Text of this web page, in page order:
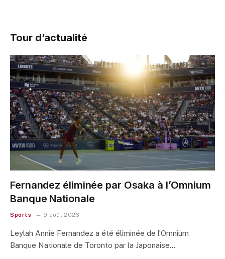
Tour d’actualité
Fernandez éliminée par Osaka à l’Omnium
Banque Nationale
Sports 9 août 2026
Leylah Annie Fernandez a été éliminée de l’Omnium
Banque Nationale de Toronto par la Japonaise…